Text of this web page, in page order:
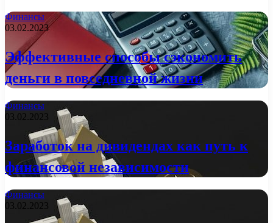
Финансы
03.02.2023
Эффективные способы сэкономить
деньги в повседневной жизни
Финансы
03.02.2023
Заработок на дивидендах как путь к
финансовой независимости
Финансы
03.02.2023